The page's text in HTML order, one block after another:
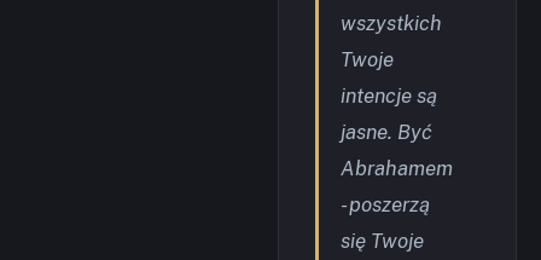
wszystkich
Twoje
intencje są
jasne. Być
Abrahamem
- poszerzą
się Twoje